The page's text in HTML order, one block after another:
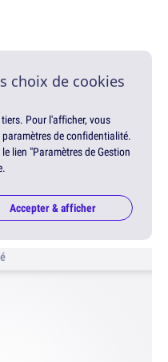
choix de cookies
Pour l'afficher, vous
de confidentialité.
lien "Paramètres de Gestion
Accepter & afficher